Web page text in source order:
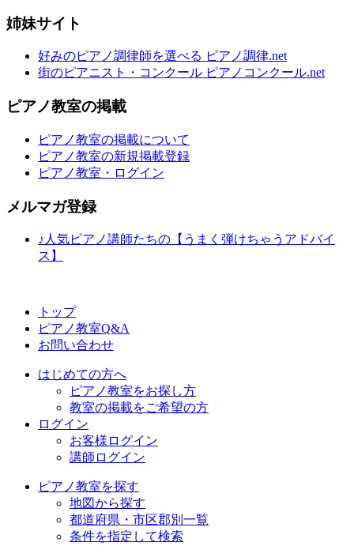
姉妹サイト
好みのピアノ調律師を選べる ピアノ調律.net
街のピアニスト・コンクール ピアノコンクール.net
ピアノ教室の掲載
ピアノ教室の掲載について
ピアノ教室の新規掲載登録
ピアノ教室・ログイン
メルマガ登録
♪人気ピアノ講師たちの【うまく弾けちゃうアドバイ
ス】
トップ
ピアノ教室Q&A
お問い合わせ
はじめての方へ
ピアノ教室をお探し方
教室の掲載をご希望の方
ログイン
お客様ログイン
講師ログイン
ピアノ教室を探す
地図から探す
都道府県・市区郡別一覧
条件を指定して検索